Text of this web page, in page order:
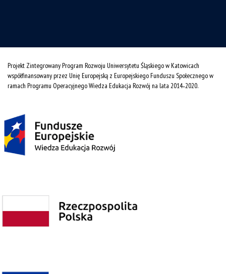
Projekt Zintegrowany Program Rozwoju Uniwersytetu Śląskiego w Katowicach
współfinansowany przez Unię Europejską z Europejskiego Funduszu Społecznego w
ramach Programu Operacyjnego Wiedza Edukacja Rozwój na lata 2014˗2020.